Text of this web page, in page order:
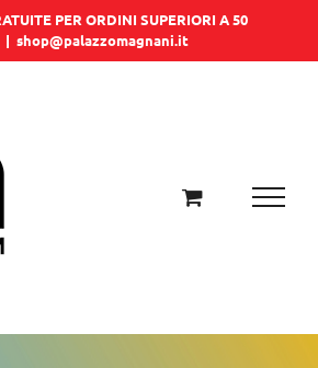
PER ORDINI SUPERIORI A 50
| shop@palazzomagnani.it